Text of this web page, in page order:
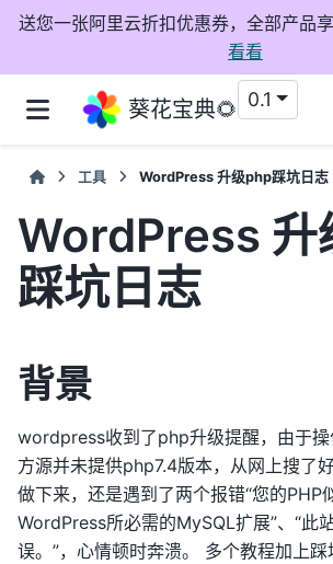
送您一张阿里云折扣优惠券，全部产品
看看
葵花宝典🌻 0.1
工具 WordPress 升级php踩坑日志
WordPress 升
踩坑日志
背景
wordpress收到了php升级提醒，由于操
方源并未提供php7.4版本，从网上搜了
做下来，还是遇到了两个报错“您的PHP
WordPress所必需的MySQL扩展”、“此
误。”，心情顿时奔溃。 多个教程加上